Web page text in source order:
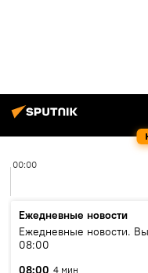
00:00
Ежедневные новости
Ежедневные новости.
08:00
08:00 4 мин